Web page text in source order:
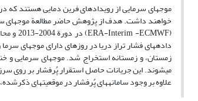
موج‏های سرمایی از رویدادهای فرین دمایی هستند که
خواهند داشت. هدف از پژوهش حاضر مطالعة موج‏های
داده‏های فشار تراز دریا در روزهای دارای موج‏های
زمستان، و زمستانه استخراج شد. موج‏های سرمایی
می‏شوند. این جریانات حاصل استقرار پُرفشار بر روی
علاوه بر وجود سامانه‏های پُرفشار در موقعیت‏های